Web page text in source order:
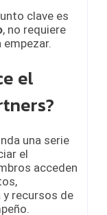
clave es
, no requiere
el
una serie
el
acceden
recursos de